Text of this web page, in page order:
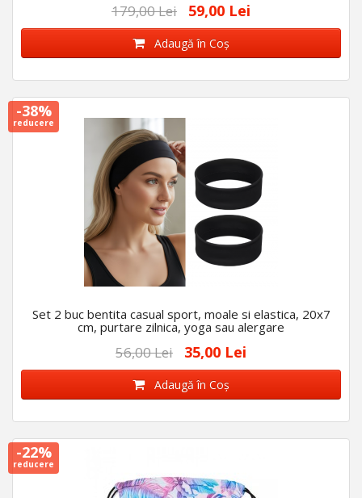
179,00 Lei 59,00 Lei
Adaugă în Coş
-38%
reducere
Set 2 buc bentita casual sport, moale si elastica, 20x7
cm, purtare zilnica, yoga sau alergare
56,00 Lei 35,00 Lei
Adaugă în Coş
-22%
reducere